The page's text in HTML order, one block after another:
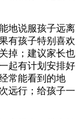
地说服孩子远离
有孩子特别喜欢
掉；建议家长也
起有计划安排好
常能看到的地
远行；给孩子一